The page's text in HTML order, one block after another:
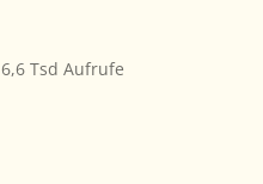
6,6 Tsd Aufrufe